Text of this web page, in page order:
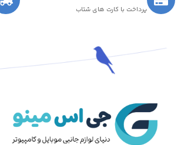
پرداخت با کارت های شتاب